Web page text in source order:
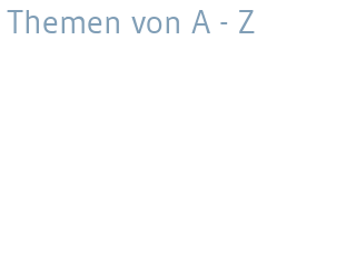
Themen von A - Z